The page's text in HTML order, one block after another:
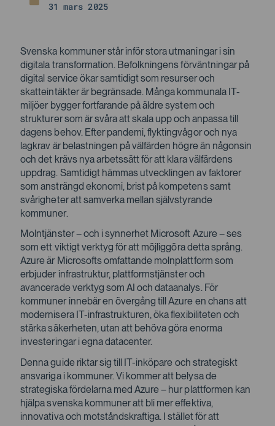
31 mars 2025
Svenska kommuner står inför stora utmaningar i sin
digitala transformation. Befolkningens förväntningar på
digital service ökar samtidigt som resurser och
skatteintäkter är begränsade. Många kommunala IT-
miljöer bygger fortfarande på äldre system och
strukturer som är svåra att skala upp och anpassa till
dagens behov. Efter pandemi, flyktingvågor och nya
lagkrav är belastningen på välfärden högre än någonsin
och det krävs nya arbetssätt för att klara välfärdens
uppdrag. Samtidigt hämmas utvecklingen av faktorer
som ansträngd ekonomi, brist på kompetens samt
svårigheter att samverka mellan självstyrande
kommuner.
Molntjänster – och i synnerhet Microsoft Azure – ses
som ett viktigt verktyg för att möjliggöra detta språng.
Azure är Microsofts omfattande molnplattform som
erbjuder infrastruktur, plattformstjänster och
avancerade verktyg som AI och dataanalys. För
kommuner innebär en övergång till Azure en chans att
modernisera IT-infrastrukturen, öka flexibiliteten och
stärka säkerheten, utan att behöva göra enorma
investeringar i egna datacenter.
Denna guide riktar sig till IT-inköpare och strategiskt
ansvariga i kommuner. Vi kommer att belysa de
strategiska fördelarna med Azure – hur plattformen kan
hjälpa svenska kommuner att bli mer effektiva,
innovativa och motståndskraftiga. I stället för att